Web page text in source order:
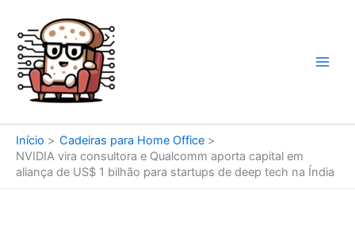
conteúdo
Início
Cadeiras para Home Office
NVIDIA vira consultora e Qualcomm aporta capital em
aliança de US$ 1 bilhão para startups de deep tech na Índia